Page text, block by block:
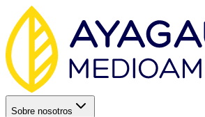
Sobre nosotros